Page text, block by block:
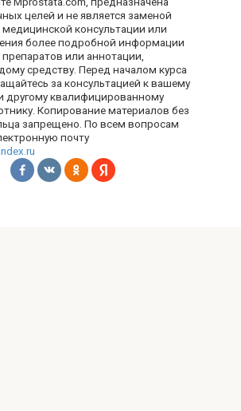
целей и не является заменой
консультации или
более подробной информации
или аннотации,
средству. Перед началом курса
за консультацией к вашему
другому квалифицированному
Копирование материалов без
запрещено. По всем вопросам
почту